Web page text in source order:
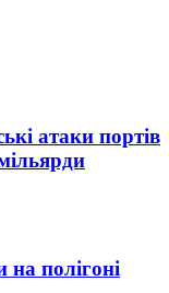
атаки портів
полігоні